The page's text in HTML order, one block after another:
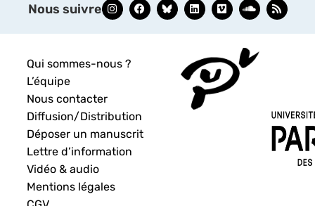
Nous suivre
Qui sommes-nous ?
L’équipe
Nous contacter
Diffusion/Distribution
Déposer un manuscrit
Lettre d’information
Vidéo & audio
Mentions légales